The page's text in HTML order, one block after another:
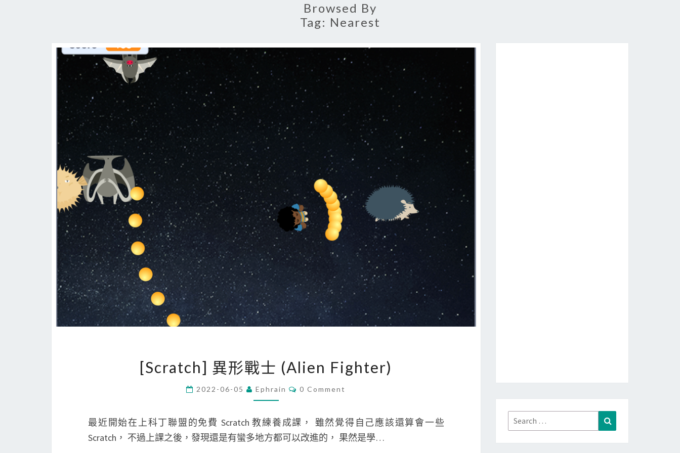
Browsed By
Tag: Nearest
S
c
r
a
t
[Scratch] 異形戰士 (Alien Fighter)
2022-06-05 Ephrain
C
E
N
T
S
0 Comment
最近開始在上科丁聯盟的免費 Scratch 教練養成課， 雖然覺得自己應該還算會一些
Scratch， 不過上課之後，發現還是有蠻多地方都可以改進的， 果然是學…
Search
for: